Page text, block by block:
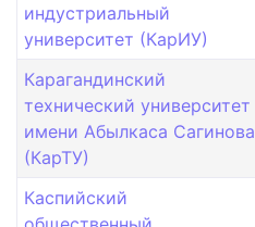
индустриальный
университет (КарИУ)
Карагандинский
технический университет
имени Абылкаса Сагинова
(КарТУ)
Каспийский